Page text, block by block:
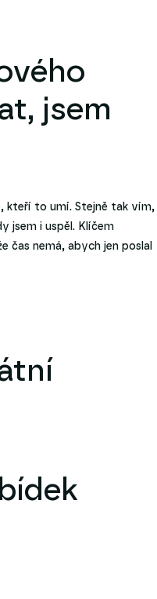
jsem
kteří to umí. Stejně tak vím,
jsem i uspěl. Klíčem
čas nemá, abych jen poslal